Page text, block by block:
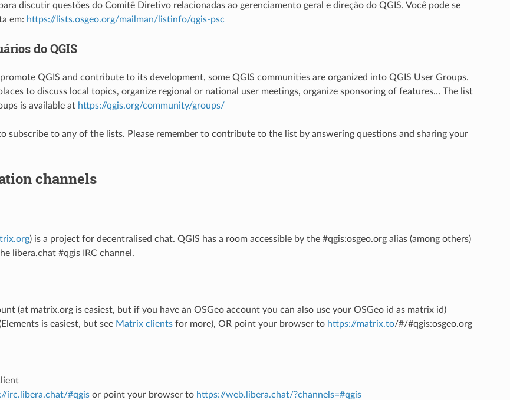
discutir questões do Comitê Diretivo relacionadas ao gerenciamento geral e direção do QGIS. Você pode se
em: https://lists.osgeo.org/mailman/listinfo/qgis-psc
do QGIS
QGIS and contribute to its development, some QGIS communities are organized into QGIS User Groups.
to discuss local topics, organize regional or national user meetings, organize sponsoring of features… The list
is available at https://qgis.org/community/groups/
subscribe to any of the lists. Please remember to contribute to the list by answering questions and sharing your
channels
) is a project for decentralised chat. QGIS has a room accessible by the #qgis:osgeo.org alias (among others)
libera.chat #qgis IRC channel.
(at matrix.org is easiest, but if you have an OSGeo account you can also use your OSGeo id as matrix id)
is easiest, but see Matrix clientsfor more), OR point your browser to https://matrix.to/#/#qgis:osgeo.org
irc.libera.chat/#qgisor point your browser to https://web.libera.chat/?channels=#qgis